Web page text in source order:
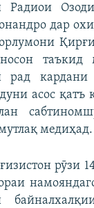
Радиои
дар
рад кардани
асос қатъ
медиҳад.
рӯзи